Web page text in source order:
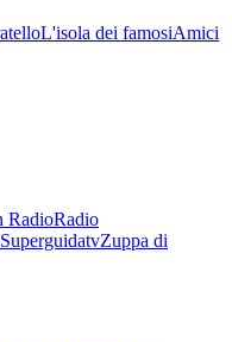
L'isola dei famosiAmici
RadioRadio
SuperguidatvZuppa di